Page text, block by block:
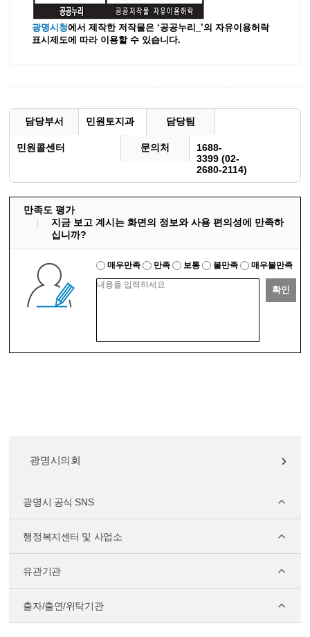
광명시청에서 제작한 저작물은 ‘공공누리_’의 자유이용허락
표시제도에 따라 이용할 수 있습니다.
담당부서 민원토지과 담당팀
민원콜센터 문의처
1688-
3399 (02-
2680-2114)
만족도 평가
지금 보고 계시는 화면의 정보와 사용 편의성에 만족하
십니까?
매우만족 만족 보통 불만족 매우불만족
확인
광명시의회
광명시 공식 SNS
행정복지센터 및 사업소
유관기관
출자/출연/위탁기관